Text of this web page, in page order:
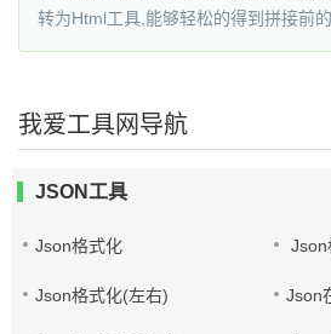
转为Html工具,能够轻松的得到拼接前
我爱工具网导航
JSON工具
Json格式化 Json
Json格式化(左右) Json